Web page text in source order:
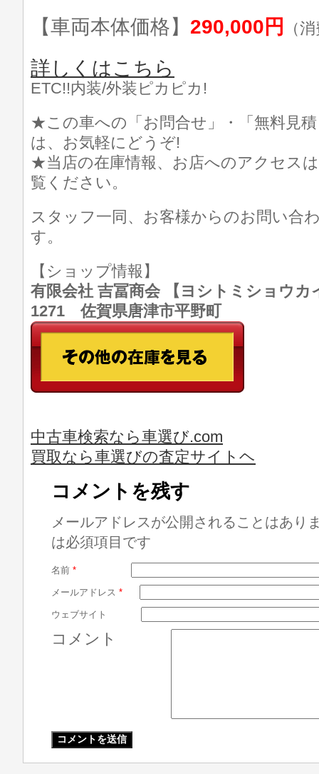
【車両本体価格】 290,000円 （
詳しくはこちら
ETC!!内装/外装ピカピカ!
★この車への「お問合せ」・「無料見
は、お気軽にどうぞ!
★当店の在庫情報、お店へのアクセス
覧ください。
スタッフ一同、お客様からのお問い合
す。
【ショップ情報】
有限会社 吉冨商会 【ヨシトミショウ
1271 佐賀県唐津市平野町
中古車検索なら車選び.com
買取なら車選びの査定サイトヘ
コメントを残す
メールアドレスが公開されることはあり
は必須項目です
名前 *
メールアドレス *
ウェブサイト
コメント